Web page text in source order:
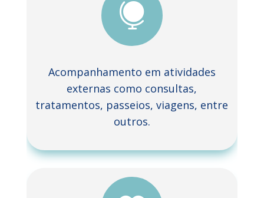

Acompanhamento em atividades
externas como consultas,
tratamentos, passeios, viagens, entre
outros.